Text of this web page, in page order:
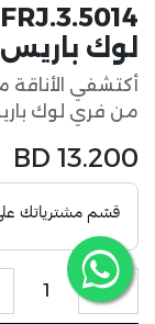
لوك باريس
من فري لوك
13.200